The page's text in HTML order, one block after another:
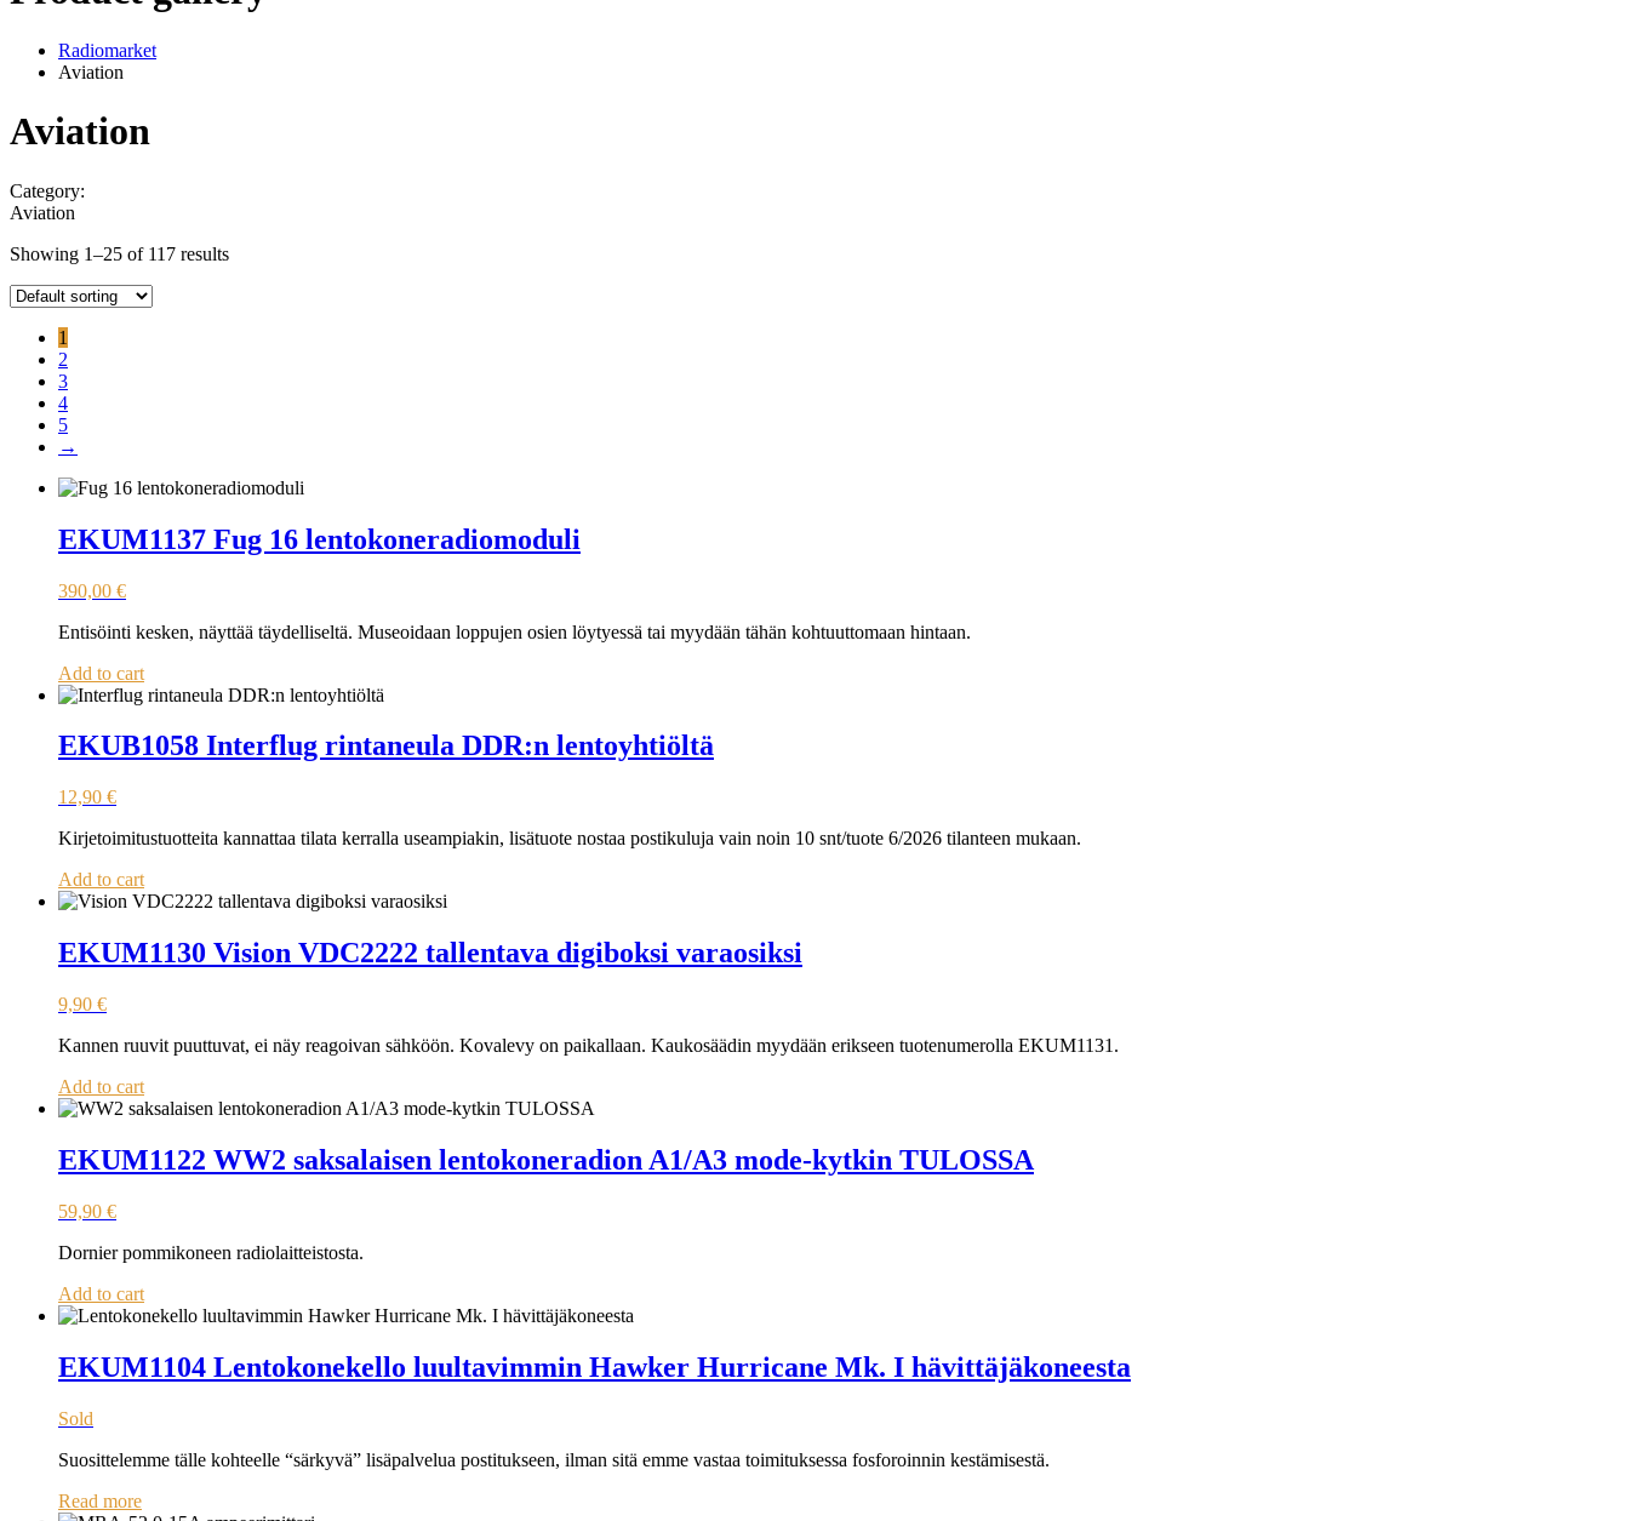
Radiomarket
Aviation
Aviation
Category:
Aviation
Showing 1–25 of 117 results
1
2
3
4
5
→
EKUM1137 Fug 16 lentokoneradiomoduli
390,00 €
Entisöinti kesken, näyttää täydelliseltä. Museoidaan loppujen osien löytyessä tai myydään tähän kohtuuttomaan hintaan.
Add to cart
EKUB1058 Interflug rintaneula DDR:n lentoyhtiöltä
12,90 €
Kirjetoimitustuotteita kannattaa tilata kerralla useampiakin, lisätuote nostaa postikuluja vain noin 10 snt/tuote 6/2026 tilanteen mukaan.
Add to cart
EKUM1130 Vision VDC2222 tallentava digiboksi varaosiksi
9,90 €
Kannen ruuvit puuttuvat, ei näy reagoivan sähköön. Kovalevy on paikallaan. Kaukosäädin myydään erikseen tuotenumerolla EKUM1131.
Add to cart
EKUM1122 WW2 saksalaisen lentokoneradion A1/A3 mode-kytkin TULOSSA
59,90 €
Dornier pommikoneen radiolaitteistosta.
Add to cart
EKUM1104 Lentokonekello luultavimmin Hawker Hurricane Mk. I hävittäjäkoneesta
Sold
Suosittelemme tälle kohteelle “särkyvä” lisäpalvelua postitukseen, ilman sitä emme vastaa toimituksessa fosforoinnin kestämisestä.
Read more